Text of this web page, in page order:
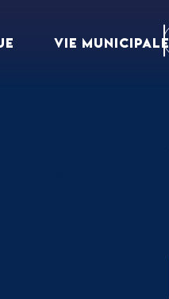
VIE MUNICIPALE